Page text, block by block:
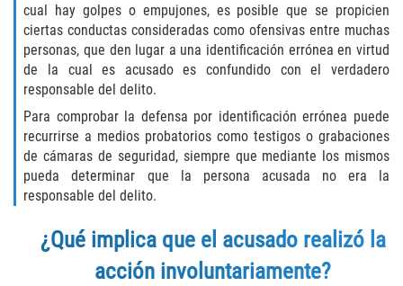
Drinking Alcohol in a Motor Vehicle
Driving on a Suspended License
Driving Without a License
Evading an Officer
Hit and Run
Vehicular Manslaughter
cual hay golpes o empujones, es posible que se propicien
ciertas conductas consideradas como ofensivas entre muchas
personas, que den lugar a una identificación errónea en virtud
de la cual es acusado es confundido con el verdadero
responsable del delito.
Para comprobar la defensa por identificación errónea puede
recurrirse a medios probatorios como testigos o grabaciones
de cámaras de seguridad, siempre que mediante los mismos
pueda determinar que la persona acusada no era la
responsable del delito.
¿Qué implica que el acusado realizó la
acción involuntariamente?